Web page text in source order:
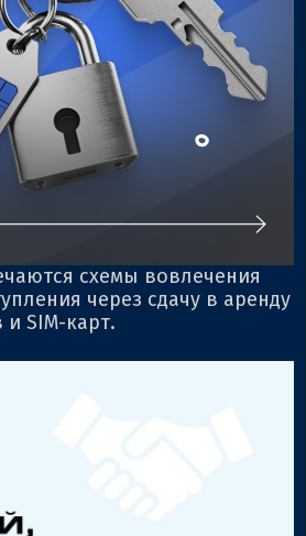
схемы вовлечения
через сдачу в аренду
SIM-карт.